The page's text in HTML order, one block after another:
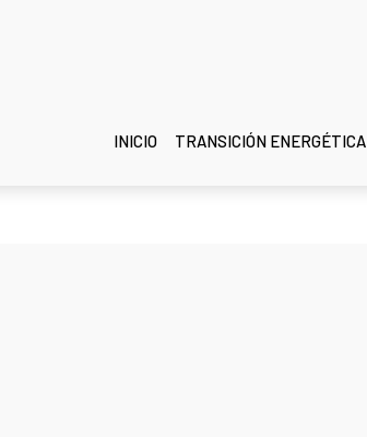
INICIO TRANSICIÓN ENERGÉTICA